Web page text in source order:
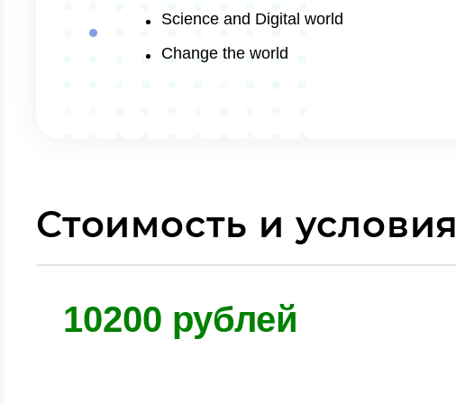
Science and Digital world
Change the world
Стоимость и условия
10200 рублей